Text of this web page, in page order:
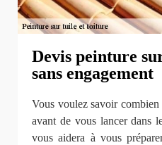
Devis peinture
sans engagement
Vous voulez savoir
avant de vous lancer dans
vous aidera à vous